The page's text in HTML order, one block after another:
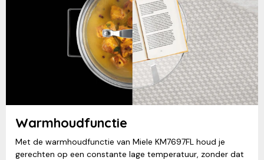
Warmhoudfunctie
Met de warmhoudfunctie van Miele KM7697FL houd je
gerechten op een constante lage temperatuur, zonder dat